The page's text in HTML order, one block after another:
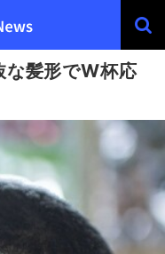
な髪形でW杯応